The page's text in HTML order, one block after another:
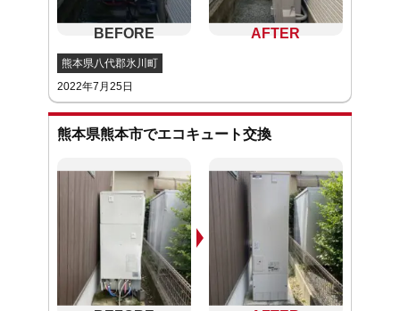
熊本県八代郡氷川町
2022年7月25日
熊本県熊本市でエコキュート交換